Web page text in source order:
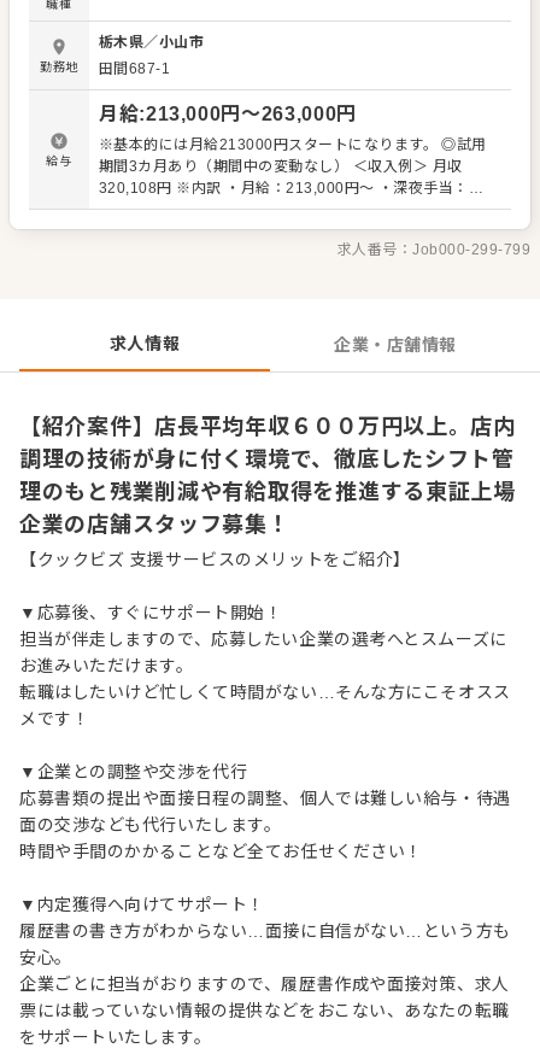
日間かけて炊き上げる豚骨スープや、店内でカットするチ
ャーシューなど、効率よりも質を重視した「店内調理」に
こだわっています。包丁捌きやスープの管理といった本格
的な技術を基礎から習得できる環境です。 社歴や年齢を問
わない明確な評価制度を整えており、未経験からでも2〜3
年、経験者であれば1〜2年程度で店長への昇格が可能。店
長昇格後は平均年収600万円以上、業績次第でさらなる高
収入も実現できます。 ＜おすすめポイント＞ 自動発注シス
員配置を厚くすることで残業時間を大幅に削減していま
す。有給休暇の取得率も高く、特別休暇を含めて連休の取
職種
勤務地
栃木県／小山市
田間687-1
給与
月給:213,000円〜263,000円
※基本的には月給213000円スタートになります。 ◎試用
期間3カ月あり（期間中の変動なし） ＜収入例＞ 月収
320,108円 ※内訳 ・月給：213,000円～ ・深夜手当：
45,960円～（120時間分） ・残業手当：61,148円～（30
時間）
求人番号：Job000-299-799
求人情報 企業・店舗情報
【紹介案件】店長平均年収６００万円以上。店内
調理の技術が身に付く環境で、徹底したシフト管
理のもと残業削減や有給取得を推進する東証上場
企業の店舗スタッフ募集！
【クックビズ 支援サービスのメリットをご紹介】
▼応募後、すぐにサポート開始！
担当が伴走しますので、応募したい企業の選考へとスムーズに
お進みいただけます。
転職はしたいけど忙しくて時間がない…そんな方にこそオスス
メです！
▼企業との調整や交渉を代行
応募書類の提出や面接日程の調整、個人では難しい給与・待遇
面の交渉なども代行いたします。
時間や手間のかかることなど全てお任せください！
▼内定獲得へ向けてサポート！
履歴書の書き方がわからない…面接に自信がない…という方も
安心。
企業ごとに担当がおりますので、履歴書作成や面接対策、求人
票には載っていない情報の提供などをおこない、あなたの転職
をサポートいたします。